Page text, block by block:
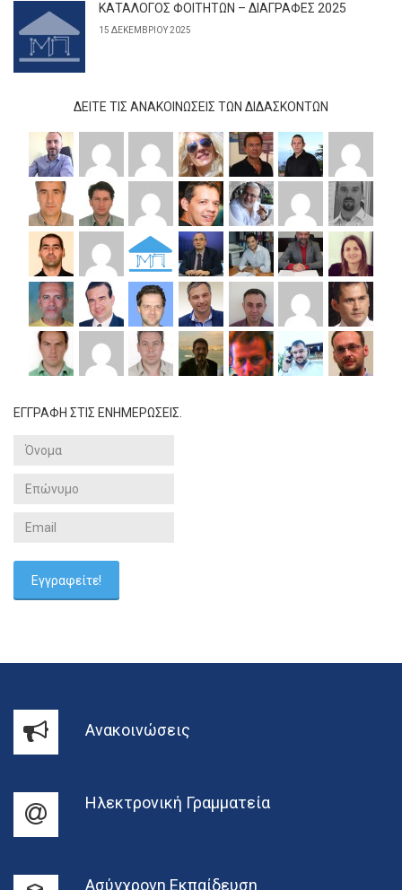
ΚΑΤΑΛΟΓΟΣ ΦΟΙΤΗΤΩΝ – ΔΙΑΓΡΑΦΕΣ 2025
15 ΔΕΚΕΜΒΡΊΟΥ 2025
ΔΕΊΤΕ ΤΙΣ ΑΝΑΚΟΙΝΏΣΕΙΣ ΤΩΝ ΔΙΔΆΣΚΟΝΤΩΝ
ΕΓΓΡΑΦΗ ΣΤΙΣ ΕΝΗΜΕΡΩΣΕΙΣ.
Ανακοινώσεις
Ηλεκτρονική Γραμματεία
Ασύγχρονη Εκπαίδευση